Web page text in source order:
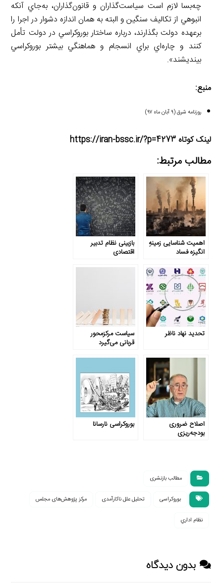
چه‌بسا لازم است سياست‌گذاران و قانون‌گذاران، به‌جاي آنكه
انبوهي از تكاليف سنگين و البته به همان اندازه دشوار در اجرا را
برعهده دولت بگذارند، درباره ساختار بوروكراسي در دولت تأمل
كنند و چاره‌اي براي انسجام و هماهنگي بيشتر بوروكراسي
بينديشند».
منبع:
روزنامه شرق (۹ آبان ماه ۹۷)
لینک کوتاه https://iran-bssc.ir/?p=4273
مطالب مرتبط:
اهمیت شناسایی زمینهِ
انگیزه‌ فساد
بازبینی نظام تدبیر
اقتصادی
تحدید نهاد ناظر
سیاست مرکزمحور
قربانی می‌گیرد
اصلاح ضروری
بودجه‌ریزی
بوروکراسی نارسانا
مطالب بازنشری
بوروکراسی تحلیل علل ناکارآمدی مرکز پژوهش‌‌های مجلس
نظام اداري
بدون دیدگاه